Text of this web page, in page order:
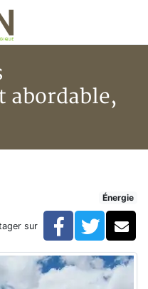
abordable,
et abordable, est-ce
Énergie
sur Facebook